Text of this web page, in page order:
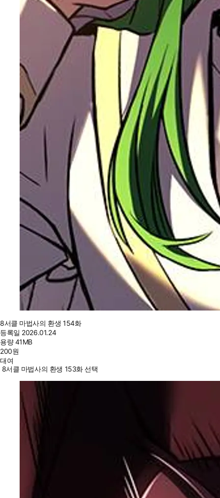
8서클 마법사의 환생 154화
등록일 2026.01.24
용량41MB
200원
대여
8서클 마법사의 환생 153화 선택